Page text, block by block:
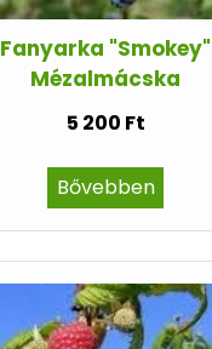
Fanyarka "Smokey"
Mézalmácska
5 200 Ft
Bővebben